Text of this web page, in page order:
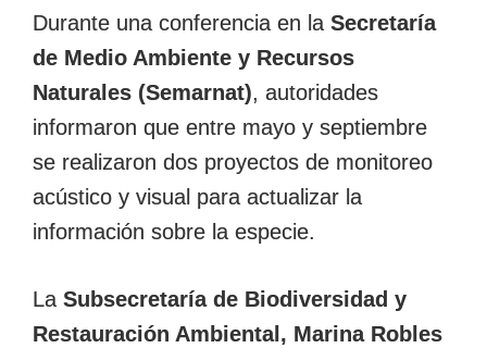
Durante una conferencia en la Secretaría
de Medio Ambiente y Recursos
Naturales (Semarnat), autoridades
informaron que entre mayo y septiembre
se realizaron dos proyectos de monitoreo
acústico y visual para actualizar la
información sobre la especie.
La Subsecretaría de Biodiversidad y
Restauración Ambiental, Marina Robles